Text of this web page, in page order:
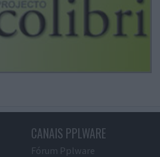
CANAIS PPLWARE
Fórum Pplware